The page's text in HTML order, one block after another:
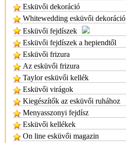
Esküvői dekoráció
Whitewedding esküvői dekoráció
Esküvői fejdíszek
Esküvői fejdíszek a hepiendtől
Esküvői frizura
Az esküvői frizura
Taylor esküvői kellék
Esküvői virágok
Kiegészítők az esküvői ruhához
Menyasszonyi fejdísz
Esküvői kellékek
On line esküvői magazin